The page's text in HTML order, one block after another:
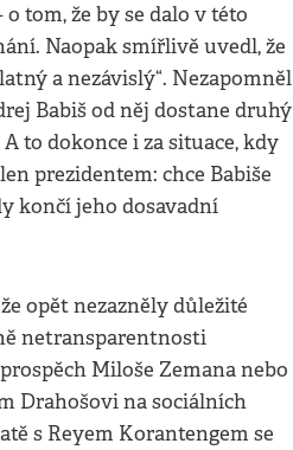
tom, že by se dalo v této
Naopak smířlivě uvedl, že
a nezávislý“. Nezapomněl
Babiš od něj dostane druhý
to dokonce i za situace, kdy
prezidentem: chce Babiše
končí jeho dosavadní
opět nezazněly důležité
netransparentnosti
Miloše Zemana nebo
Drahošovi na sociálních
s Reyem Korantengem se